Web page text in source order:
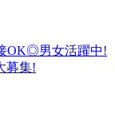
OK◎男女活躍中!
募集!